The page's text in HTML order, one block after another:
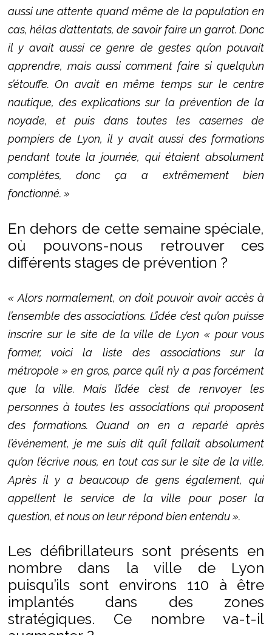
aussi une attente quand même de la population en
cas, hélas d’attentats, de savoir faire un garrot. Donc
il y avait aussi ce genre de gestes qu’on pouvait
apprendre, mais aussi comment faire si quelqu’un
s’étouffe. On avait en même temps sur le centre
nautique, des explications sur la prévention de la
noyade, et puis dans toutes les casernes de
pompiers de Lyon, il y avait aussi des formations
pendant toute la journée, qui étaient absolument
complètes, donc ça a extrêmement bien
fonctionné. »
En dehors de cette semaine spéciale,
où pouvons-nous retrouver ces
différents stages de prévention ?
« Alors normalement, on doit pouvoir avoir accès à
l’ensemble des associations. L’idée c’est qu’on puisse
inscrire sur le site de la ville de Lyon « pour vous
former, voici la liste des associations sur la
métropole » en gros, parce qu’il n’y a pas forcément
que la ville. Mais l’idée c’est de renvoyer les
personnes à toutes les associations qui proposent
des formations. Quand on en a reparlé après
l’événement, je me suis dit qu’il fallait absolument
qu’on l’écrive nous, en tout cas sur le site de la ville.
Après il y a beaucoup de gens également, qui
appellent le service de la ville pour poser la
question, et nous on leur répond bien entendu ».
Les défibrillateurs sont présents en
nombre dans la ville de Lyon
puisqu’ils sont environs 110 à être
implantés dans des zones
stratégiques. Ce nombre va-t-il